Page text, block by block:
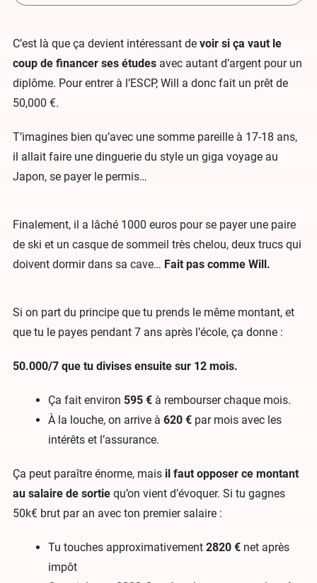
C’est là que ça devient intéressant de voir si ça vaut le
coup de financer ses études avec autant d’argent pour un
diplôme. Pour entrer à l’ESCP, Will a donc fait un prêt de
50,000 €.
T’imagines bien qu’avec une somme pareille à 17-18 ans,
il allait faire une dinguerie du style un giga voyage au
Japon, se payer le permis…
Finalement, il a lâché 1000 euros pour se payer une paire
de ski et un casque de sommeil très chelou, deux trucs qui
doivent dormir dans sa cave… Fait pas comme Will.
Si on part du principe que tu prends le même montant, et
que tu le payes pendant 7 ans après l’école, ça donne :
50.000/7 que tu divises ensuite sur 12 mois.
Ça fait environ 595 € à rembourser chaque mois.
À la louche, on arrive à 620 € par mois avec les
intérêts et l’assurance.
Ça peut paraître énorme, mais il faut opposer ce montant
au salaire de sortie qu’on vient d’évoquer. Si tu gagnes
50k€ brut par an avec ton premier salaire :
Tu touches approximativement 2820 € net après
impôt